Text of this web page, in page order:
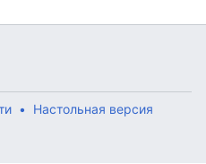
Настольная версия